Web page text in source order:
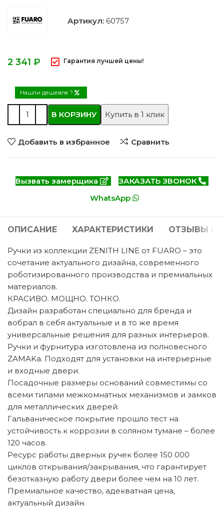
Артикул: 60757
₽ Гарантия лучшей цены!
Нашли дешевле ?
В КОРЗИНУ Купить в 1 клик
Добавить в избранное Сравнить
Вызвать замерщика
ЗАКАЗАТЬ ЗВОНОК
WhatsApp
ОПИСАНИЕ ХАРАКТЕРИСТИКИ ОТЗЫВЫ (0)
Ручки из коллекции ZENITH LINE от FUARO – это
сочетание актуального дизайна, современного
роботизированного производства и премиальных
материалов.
КРАСИВО. МОЩНО. ТОНКО.
Дизайн разработан специально для бренда и
вобрал в себя актуальные и в то же время
универсальные решения для разных интерьеров.
Ручки и фурнитура изготовлена из полновесного
ZAMAKа. Подходят для установки на интерьерные
и входные двери.
Посадочные размеры оснований совместимы со
всеми типами межкомнатных механизмов и замков
для металлических дверей.
Гальваническое покрытие прошло тест на
устойчивость к коррозии в соляном тумане – более
120 часов.
Ресурс работы дверных ручек более 150 000
циклов открывания/закрывания, что гарантирует
безотказную работу двери более чем на 10 лет.
Премиальное качество, адекватная цена,
актуальный дизайн.